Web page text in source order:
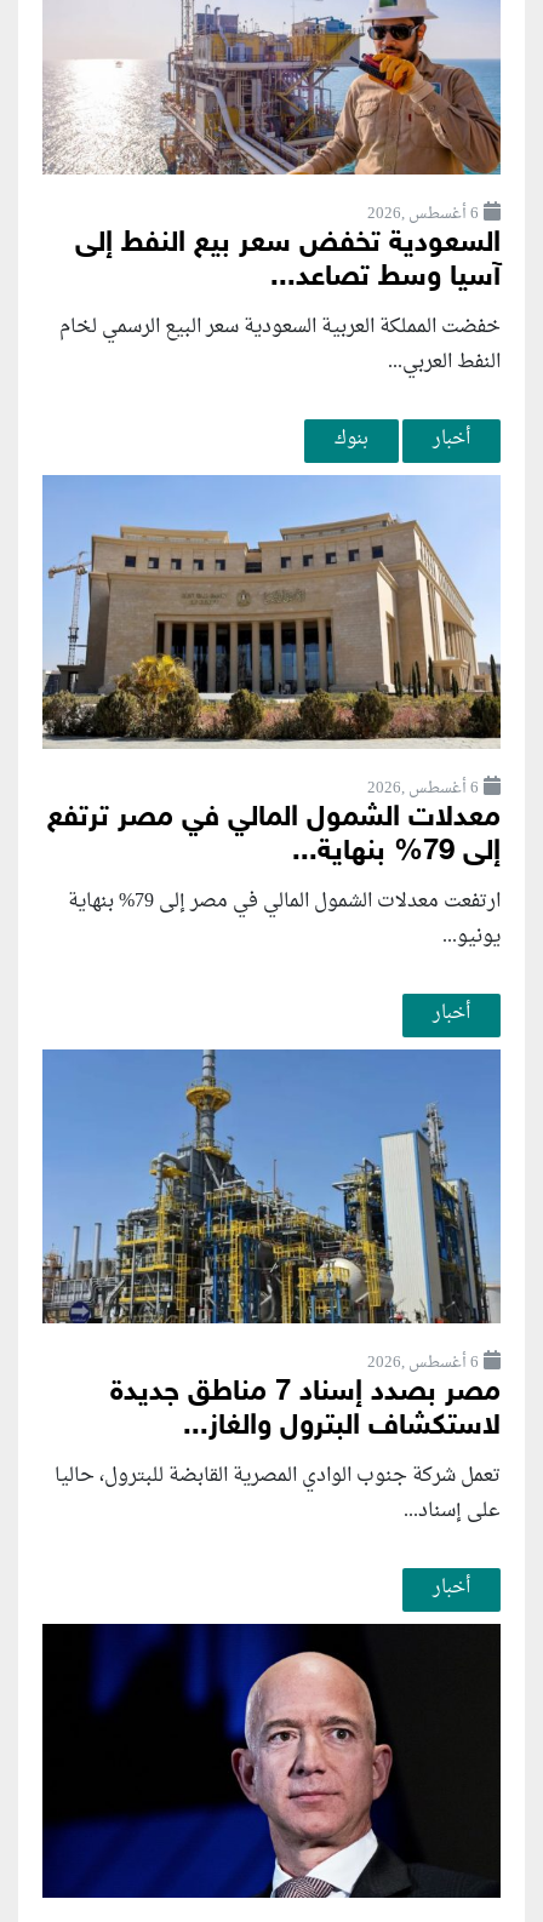
6 أغسطس ,2026
السعودية تخفض سعر بيع النفط إلى
آسيا وسط تصاعد...
خفضت المملكة العربية السعودية سعر البيع الرسمي لخام
النفط العربي...
أخبار بنوك
6 أغسطس ,2026
معدلات الشمول المالي في مصر ترتفع
إلى 79% بنهاية...
ارتفعت معدلات الشمول المالي في مصر إلى 79% بنهاية
يونيو...
أخبار
6 أغسطس ,2026
مصر بصدد إسناد 7 مناطق جديدة
لاستكشاف البترول والغاز...
تعمل شركة جنوب الوادي المصرية القابضة للبترول، حاليا
على إسناد...
أخبار